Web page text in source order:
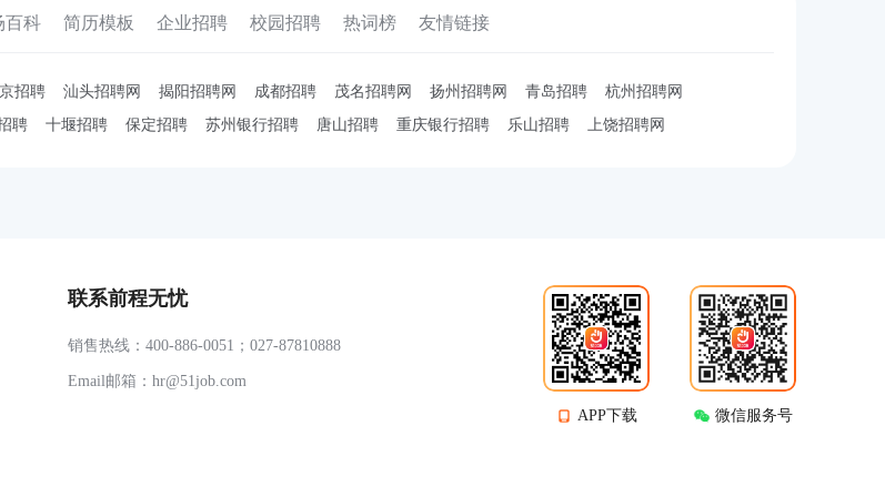
百科 简历模板 企业招聘 校园招聘 热词榜 友情链接
招聘 汕头招聘网 揭阳招聘网 成都招聘 茂名招聘网 扬州招聘网 青岛招聘
杭州招聘网
聘 十堰招聘 保定招聘 苏州银行招聘 唐山招聘 重庆银行招聘 乐山招聘 上饶招聘网
联系前程无忧
销售热线：400-886-0051；027-87810888
Email邮箱： hr@51job.com
APP下载 微信服务号